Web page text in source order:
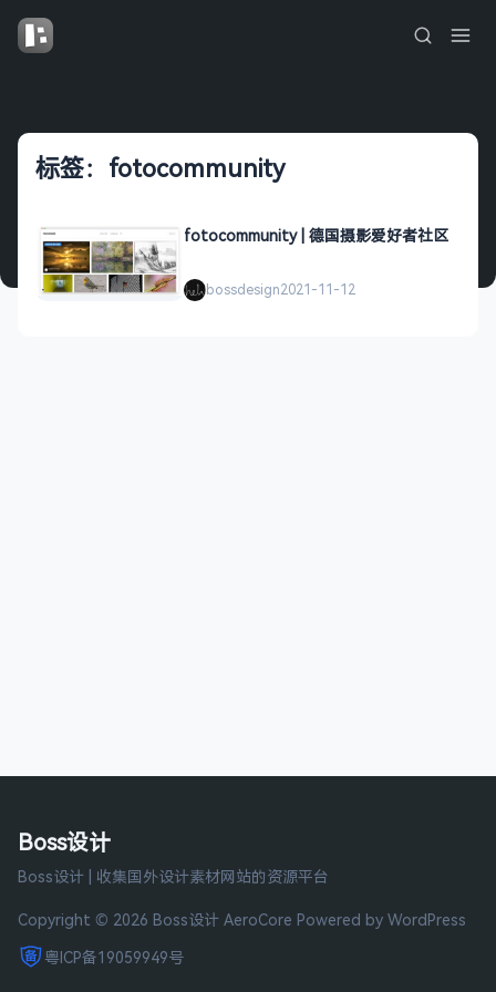
标签：fotocommunity
fotocommunity | 德国摄影爱好者社区
bossdesign2021-11-12
Boss设计
Boss设计 | 收集国外设计素材网站的资源平台
Copyright © 2026 Boss设计 AeroCore Powered by WordPress
粤ICP备19059949号